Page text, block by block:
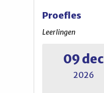
Proefles
Leerlingen
09 dec
2026